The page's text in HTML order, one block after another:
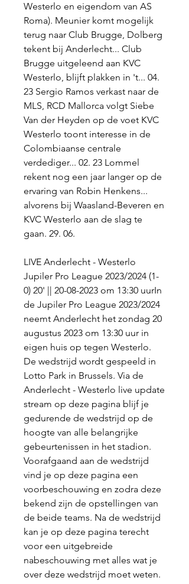
Westerlo en eigendom van AS
Roma). Meunier komt mogelijk
terug naar Club Brugge, Dolberg
tekent bij Anderlecht... Club
Brugge uitgeleend aan KVC
Westerlo, blijft plakken in 't... 04.
23 Sergio Ramos verkast naar de
MLS, RCD Mallorca volgt Siebe
Van der Heyden op de voet KVC
Westerlo toont interesse in de
Colombiaanse centrale
verdediger... 02. 23 Lommel
rekent nog een jaar langer op de
ervaring van Robin Henkens...
alvorens bij Waasland-Beveren en
KVC Westerlo aan de slag te
gaan. 29. 06.
LIVE Anderlecht - Westerlo
Jupiler Pro League 2023/2024 (1-
0) 20' || 20-08-2023 om 13:30 uurIn
de Jupiler Pro League 2023/2024
neemt Anderlecht het zondag 20
augustus 2023 om 13:30 uur in
eigen huis op tegen Westerlo.
De wedstrijd wordt gespeeld in
Lotto Park in Brussels. Via de
Anderlecht - Westerlo live update
stream op deze pagina blijf je
gedurende de wedstrijd op de
hoogte van alle belangrijke
gebeurtenissen in het stadion.
Voorafgaand aan de wedstrijd
vind je op deze pagina een
voorbeschouwing en zodra deze
bekend zijn de opstellingen van
de beide teams. Na de wedstrijd
kan je op deze pagina terecht
voor een uitgebreide
nabeschouwing met alles wat je
over deze wedstrijd moet weten.